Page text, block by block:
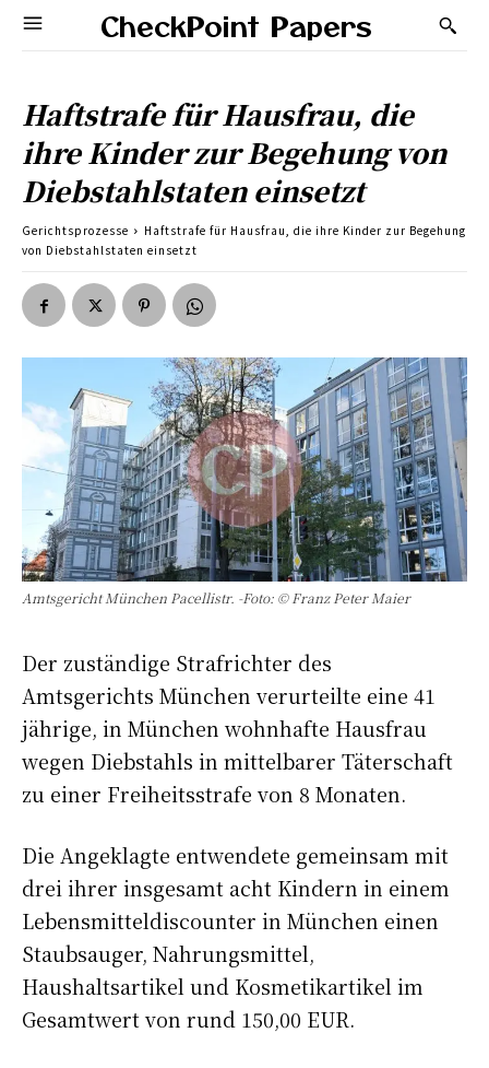
CheckPoint Papers
Haftstrafe für Hausfrau, die
ihre Kinder zur Begehung von
Diebstahlstaten einsetzt
Gerichtsprozesse
Haftstrafe für Hausfrau, die ihre Kinder zur Begehung
von Diebstahlstaten einsetzt
Amtsgericht München Pacellistr. -Foto: © Franz Peter Maier
Der zuständige Strafrichter des
Amtsgerichts München verurteilte eine 41
jährige, in München wohnhafte Hausfrau
wegen Diebstahls in mittelbarer Täterschaft
zu einer Freiheitsstrafe von 8 Monaten.
Die Angeklagte entwendete gemeinsam mit
drei ihrer insgesamt acht Kindern in einem
Lebensmitteldiscounter in München einen
Staubsauger, Nahrungsmittel,
Haushaltsartikel und Kosmetikartikel im
Gesamtwert von rund 150,00 EUR.